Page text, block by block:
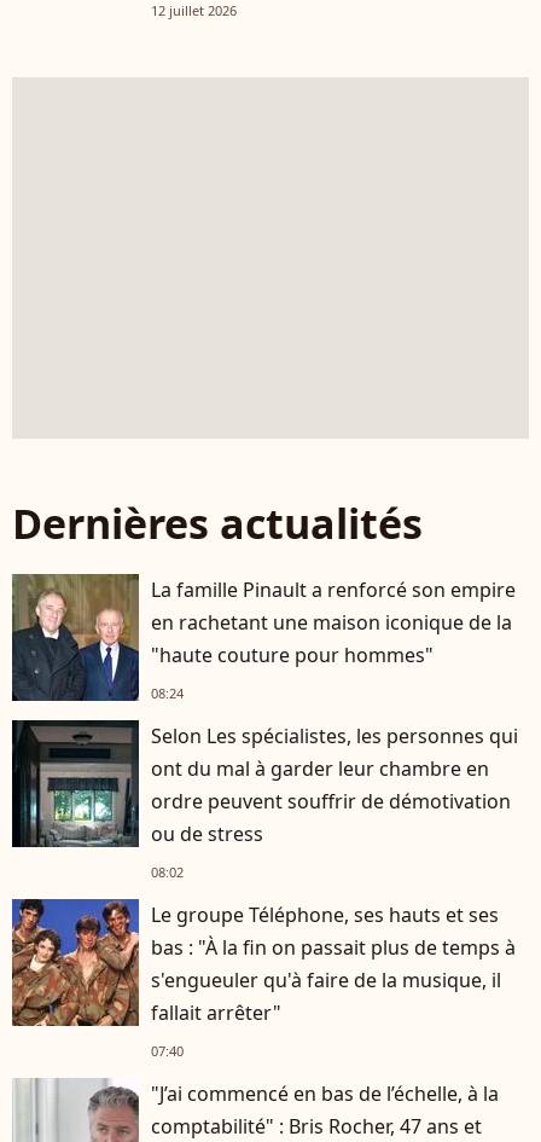
12 juillet 2026
Dernières actualités
La famille Pinault a renforcé son empire
en rachetant une maison iconique de la
"haute couture pour hommes"
08:24
Selon Les spécialistes, les personnes qui
ont du mal à garder leur chambre en
ordre peuvent souffrir de démotivation
ou de stress
08:02
Le groupe Téléphone, ses hauts et ses
bas : "À la fin on passait plus de temps à
s'engueuler qu'à faire de la musique, il
fallait arrêter"
07:40
"J’ai commencé en bas de l’échelle, à la
comptabilité" : Bris Rocher, 47 ans et